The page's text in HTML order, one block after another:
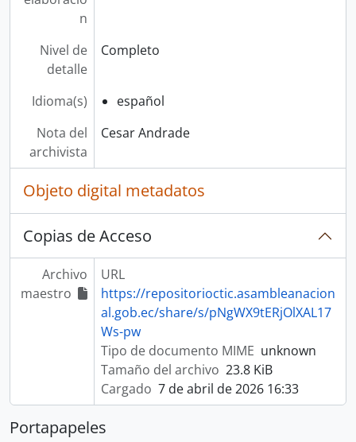
n
Nivel de
detalle
Completo
Idioma(s)
español
Nota del
archivista
Cesar Andrade
Objeto digital metadatos
Copias de Acceso
Archivo
maestro
URL
https://repositorioctic.asambleanacion
al.gob.ec/share/s/pNgWX9tERjOlXAL17
Ws-pw
Tipo de documento MIME unknown
Tamaño del archivo 23.8 KiB
Cargado 7 de abril de 2026 16:33
Portapapeles